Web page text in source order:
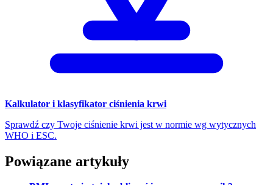
Kalkulator i klasyfikator ciśnienia krwi
Sprawdź czy Twoje ciśnienie krwi jest w normie wg wytycznych
WHO i ESC.
Powiązane artykuły